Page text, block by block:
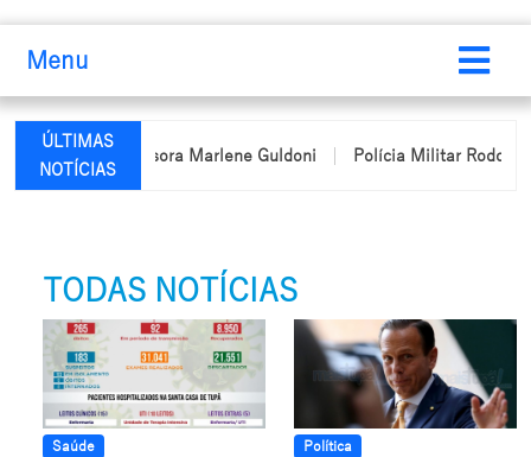
Menu
ÚLTIMAS
NOTÍCIAS
da professora Marlene Guldoni Polícia Militar Rodoviária
TODAS NOTÍCIAS
Saúde Política